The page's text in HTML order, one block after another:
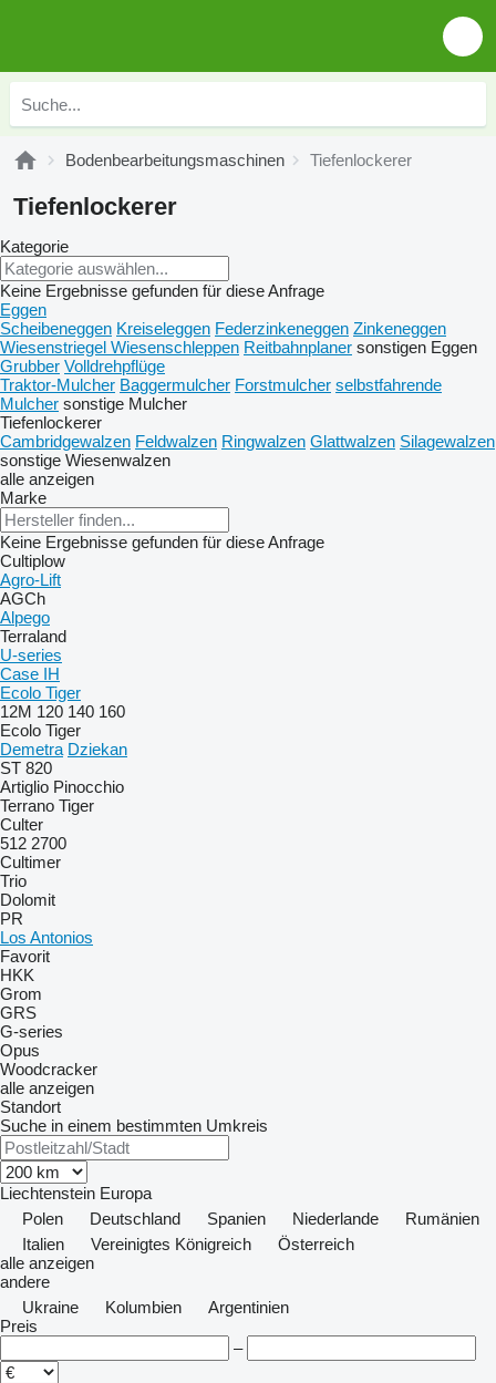
Bodenbearbeitungsmaschinen Tiefenlockerer
Tiefenlockerer
Kategorie
Keine Ergebnisse gefunden für diese Anfrage
Eggen
Scheibeneggen Kreiseleggen Federzinkeneggen Zinkeneggen
Wiesenstriegel Wiesenschleppen Reitbahnplaner sonstigen Eggen
Grubber Volldrehpflüge
Traktor-Mulcher Baggermulcher Forstmulcher selbstfahrende
Mulcher sonstige Mulcher
Tiefenlockerer
Cambridgewalzen Feldwalzen Ringwalzen Glattwalzen Silagewalzen
sonstige Wiesenwalzen
alle anzeigen
Marke
Keine Ergebnisse gefunden für diese Anfrage
Cultiplow
Agro-Lift
AGCh
Alpego
Terraland
U-series
Case IH
Ecolo Tiger
12M 120 140 160
Ecolo Tiger
Demetra Dziekan
ST 820
Artiglio Pinocchio
Terrano Tiger
Culter
512 2700
Cultimer
Trio
Dolomit
PR
Los Antonios
Favorit
HKK
Grom
GRS
G-series
Opus
Woodcracker
alle anzeigen
Standort
Suche in einem bestimmten Umkreis
Liechtenstein Europa
Polen
Deutschland Spanien Niederlande
Rumänien
Italien
Vereinigtes Königreich
Österreich
alle anzeigen
andere
Ukraine
Kolumbien
Argentinien
Preis
–